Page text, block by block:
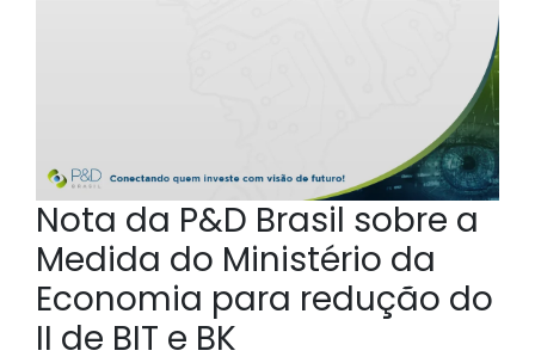
Nota da P&D Brasil sobre a
Medida do Ministério da
Economia para redução do
II de BIT e BK